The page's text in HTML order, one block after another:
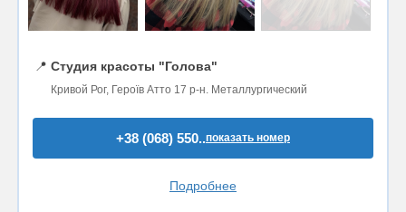
📍 Студия красоты "Голова"
Кривой Рог, Героїв Атто 17 р-н. Металлургический
+38 (068) 550..показать номер
Подробнее